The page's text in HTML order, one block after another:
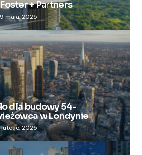
+ Partners
maja, 2025
dla budowy 54-
w Londynie
lutego, 2025